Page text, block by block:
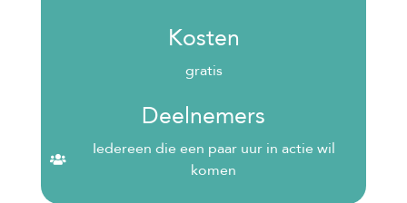
Kosten
gratis
Deelnemers
Iedereen die een paar uur in actie wil
komen